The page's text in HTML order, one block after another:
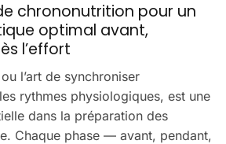
chrononutrition pour un
optimal avant,
l’effort
l’art de synchroniser
rythmes physiologiques, est une
dans la préparation des
Chaque phase — avant, pendant,